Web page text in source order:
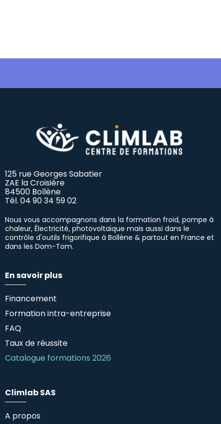
125 rue Georges Sabatier
ZAE la Croisière
84500 Bollène
Tél. 04 90 34 59 02
Nous vous accompagnons dans la formation froid, pompe à
chaleur, Électricité, photovoltaïque mais aussi dans le
contrôle d'outils frigorifique à Bollène & partout en France et
dans les Dom-Tom.
En savoir plus
Financement
Formation intra-entreprise
FAQ
Taux de réussite
Catalogue formations 2026
Climlab SAS
A propos